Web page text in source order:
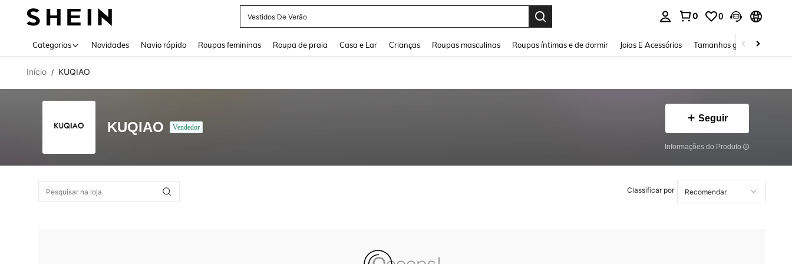
Vestidos De Verão
0 0
Categorias Novidades Navio rápido Roupas femininas Roupa de praia Casa e Lar Crianças Roupas masculinas Roupas íntimas e de dormir Joias E Acessórios Tamanhos grandes
Início / KUQIAO
KUQIAO Vendedor
Seguir
Informações do Produto
Classificar por